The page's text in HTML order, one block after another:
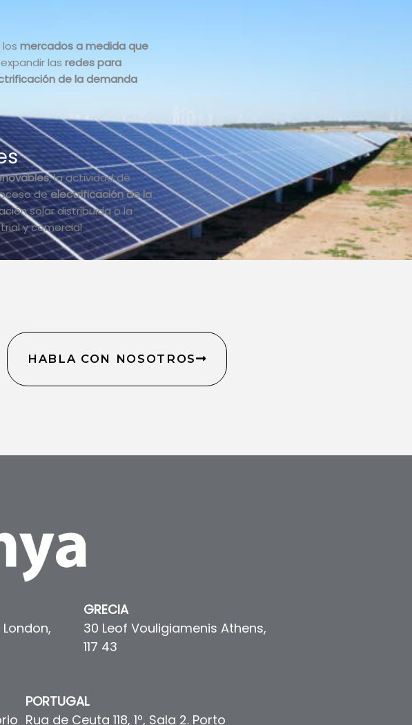
mercados a medida que
las redes para
de la demanda
, la actividad de
deelectrificación de la
solar distribuida o la
y comercial
HABLA CON NOSOTROS
GRECIA
30 Leof Vouligiamenis Athens,
117 43
PORTUGAL
Rua de Ceuta 118, 1º, Sala 2. Porto